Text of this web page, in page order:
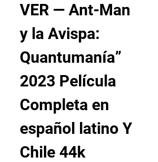
VER — Ant-Man
y la Avispa:
Quantumanía”
2023 Película
Completa en
español latino Y
Chile 44k